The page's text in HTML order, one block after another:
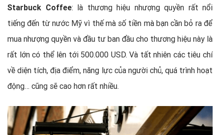
Starbuck Coffee: là thương hiệu nhượng quyền rất nổi
tiếng đến từ nước Mỹ vì thế mà số tiền mà bạn cần bỏ ra để
mua nhượng quyền và đầu tư ban đầu cho thương hiệu này là
rất lớn có thể lên tới 500.000 USD. Và tất nhiên các tiêu chí
về diện tích, địa điểm, năng lực của người chủ, quá trình hoạt
động… cũng sẽ cao hơn rất nhiều.